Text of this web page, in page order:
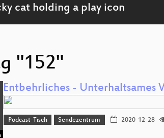
"152"
Entbehrliches - Unterhaltsames
Podcast-Tisch Sendezentrum 2020-12-28